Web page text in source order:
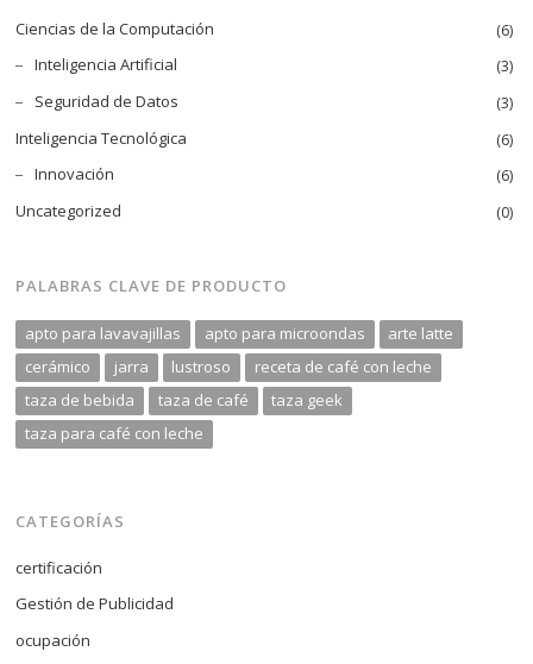
$21.00
Ciencias de la Computación (6)
Inteligencia Artificial (3)
Seguridad de Datos (3)
Inteligencia Tecnológica (6)
Innovación (6)
Uncategorized (0)
PALABRAS CLAVE DE PRODUCTO
apto para lavavajillas apto para microondas
arte latte
cerámico
jarra lustroso
receta de café con leche
taza de bebida
taza de café
taza geek
taza para café con leche
CATEGORÍAS
certificación
Gestión de Publicidad
ocupación